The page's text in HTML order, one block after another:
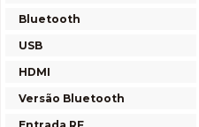
Bluetooth
USB
HDMI
Versão Bluetooth